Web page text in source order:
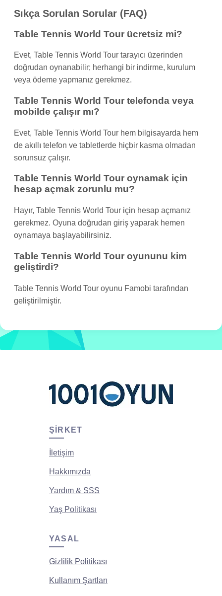
Sıkça Sorulan Sorular (FAQ)
Table Tennis World Tour ücretsiz mi?
Evet, Table Tennis World Tour tarayıcı üzerinden
doğrudan oynanabilir; herhangi bir indirme, kurulum
veya ödeme yapmanız gerekmez.
Table Tennis World Tour telefonda veya
mobilde çalışır mı?
Evet, Table Tennis World Tour hem bilgisayarda hem
de akıllı telefon ve tabletlerde hiçbir kasma olmadan
sorunsuz çalışır.
Table Tennis World Tour oynamak için
hesap açmak zorunlu mu?
Hayır, Table Tennis World Tour için hesap açmanız
gerekmez. Oyuna doğrudan giriş yaparak hemen
oynamaya başlayabilirsiniz.
Table Tennis World Tour oyununu kim
geliştirdi?
Table Tennis World Tour oyunu Famobi tarafından
geliştirilmiştir.
ŞIRKET
İletişim
Hakkımızda
Yardım & SSS
Yaş Politikası
YASAL
Gizlilik Politikası
Kullanım Şartları